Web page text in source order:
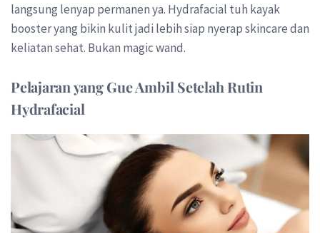
langsung lenyap permanen ya. Hydrafacial tuh kayak
booster yang bikin kulit jadi lebih siap nyerap skincare dan
keliatan sehat. Bukan magic wand.
Pelajaran yang Gue Ambil Setelah Rutin
Hydrafacial